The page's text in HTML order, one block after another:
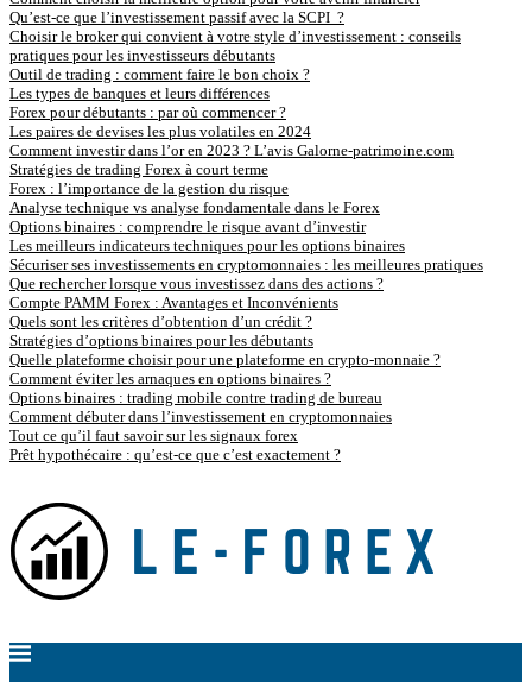
Qu’est-ce que l’investissement passif avec la SCPI ?
Choisir le broker qui convient à votre style d’investissement : conseils
pratiques pour les investisseurs débutants
Outil de trading : comment faire le bon choix ?
Les types de banques et leurs différences
Forex pour débutants : par où commencer ?
Les paires de devises les plus volatiles en 2024
Comment investir dans l’or en 2023 ? L’avis Galorne-patrimoine.com
Stratégies de trading Forex à court terme
Forex : l’importance de la gestion du risque
Analyse technique vs analyse fondamentale dans le Forex
Options binaires : comprendre le risque avant d’investir
Les meilleurs indicateurs techniques pour les options binaires
Sécuriser ses investissements en cryptomonnaies : les meilleures pratiques
Que rechercher lorsque vous investissez dans des actions ?
Compte PAMM Forex : Avantages et Inconvénients
Quels sont les critères d’obtention d’un crédit ?
Stratégies d’options binaires pour les débutants
Quelle plateforme choisir pour une plateforme en crypto-monnaie ?
Comment éviter les arnaques en options binaires ?
Options binaires : trading mobile contre trading de bureau
Comment débuter dans l’investissement en cryptomonnaies
Tout ce qu’il faut savoir sur les signaux forex
Prêt hypothécaire : qu’est-ce que c’est exactement ?